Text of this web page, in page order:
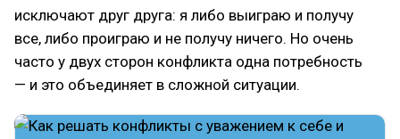
исключают друг друга: я либо выиграю и получу
все, либо проиграю и не получу ничего. Но очень
часто у двух сторон конфликта одна потребность
— и это объединяет в сложной ситуации.